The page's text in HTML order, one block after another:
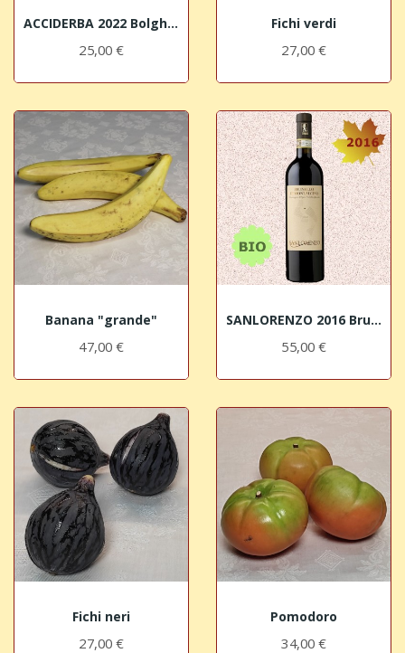
ACCIDERBA 2022 Bolgheri Rosso DOC Serni Fulvio...
25,00 €
Fichi verdi
27,00 €
Banana "grande"
47,00 €
SANLORENZO 2016 Brunello di Montalcino DOCG BIO
55,00 €
Fichi neri
27,00 €
Pomodoro
34,00 €